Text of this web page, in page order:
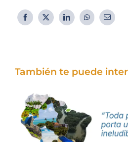
También te puede